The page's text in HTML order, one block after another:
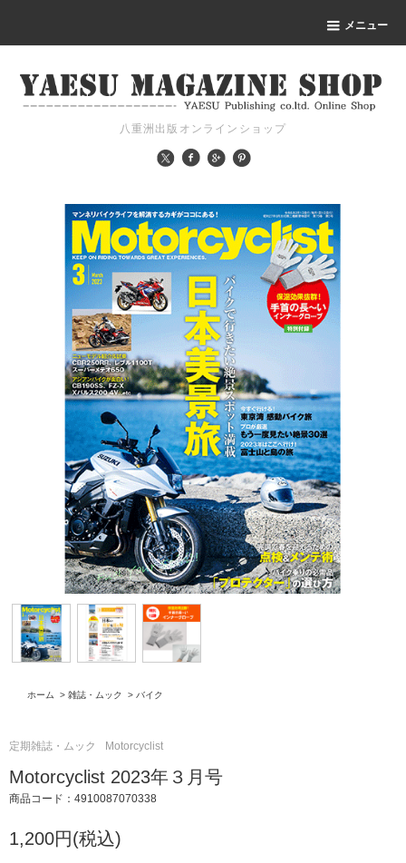
メニュー
八重洲出版オンラインショップ
ホーム > 雑誌・ムック > バイク
定期雑誌・ムック Motorcyclist
Motorcyclist 2023年３月号
商品コード：4910087070338
1,200円(税込)